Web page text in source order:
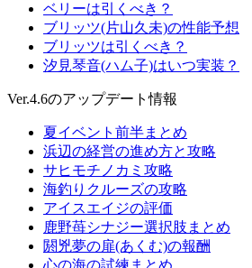
ベリーは引くべき？
ブリッツ(片山久未)の性能予想
ブリッツは引くべき？
汐見琴音(ハム子)はいつ実装？
Ver.4.6のアップデート情報
夏イベント前半まとめ
浜辺の経営の進め方と攻略
サヒモチノカミ攻略
海釣りクルーズの攻略
アイスエイジの評価
鹿野苺シナジー選択肢まとめ
閼兇夢の扉(あくむ)の報酬
心の海の試練まとめ